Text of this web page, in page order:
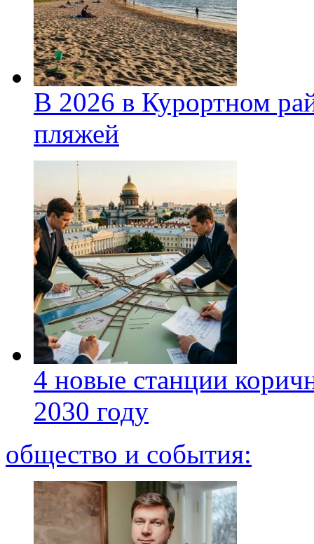
В 2026 в Курортном
пляжей
4 новые станции
2030 году
общество и события: